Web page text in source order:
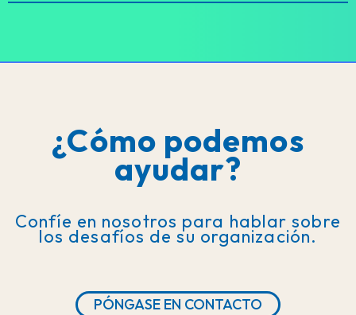
¿Cómo podemos
ayudar?
Confíe en nosotros para hablar sobre
los desafíos de su organización.
PÓNGASE EN CONTACTO